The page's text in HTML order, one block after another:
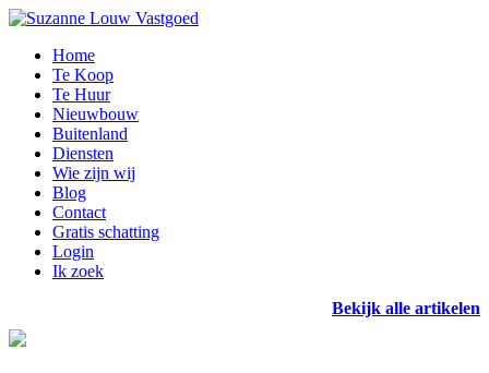
Home
Te Koop
Te Huur
Nieuwbouw
Buitenland
Diensten
Wie zijn wij
Blog
Contact
Gratis schatting
Login
Ik zoek
Bekijk alle artikelen